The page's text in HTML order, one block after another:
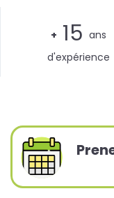
+ 15 ans
d'expérience